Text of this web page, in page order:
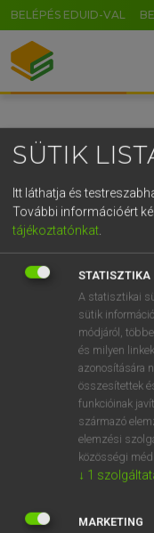
BELÉPÉS EDUID-VAL
SÜTIK
Itt láthatja és
További információért
tájékoztatónkat
STATISZTIKA
A statisztikai
sütik
módjáról,
és milyen
azonosítására
összesítettek
funkcióinak
származó
elemzési
közösségi
↓ 1
MARKETING
GR
5
g h k
v b n m